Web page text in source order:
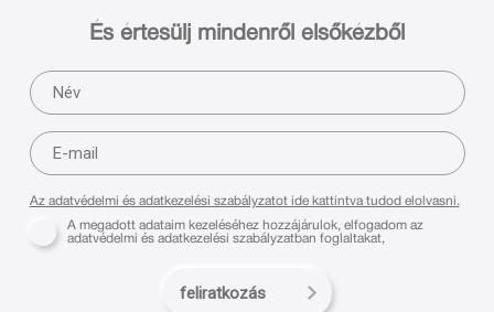
És értesülj mindenről elsőkézből
Az adatvédelmi és adatkezelési szabályzatot ide kattintva tudod elolvasni.
A megadott adataim kezeléséhez hozzájárulok, elfogadom az
adatvédelmi és adatkezelési szabályzatban foglaltakat,
feliratkozás